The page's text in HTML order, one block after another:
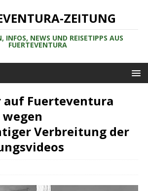
ZEITUNG
INFOS, NEWS UND REISETIPPS AUS
FUERTEVENTURA
auf Fuerteventura
Verbreitung der